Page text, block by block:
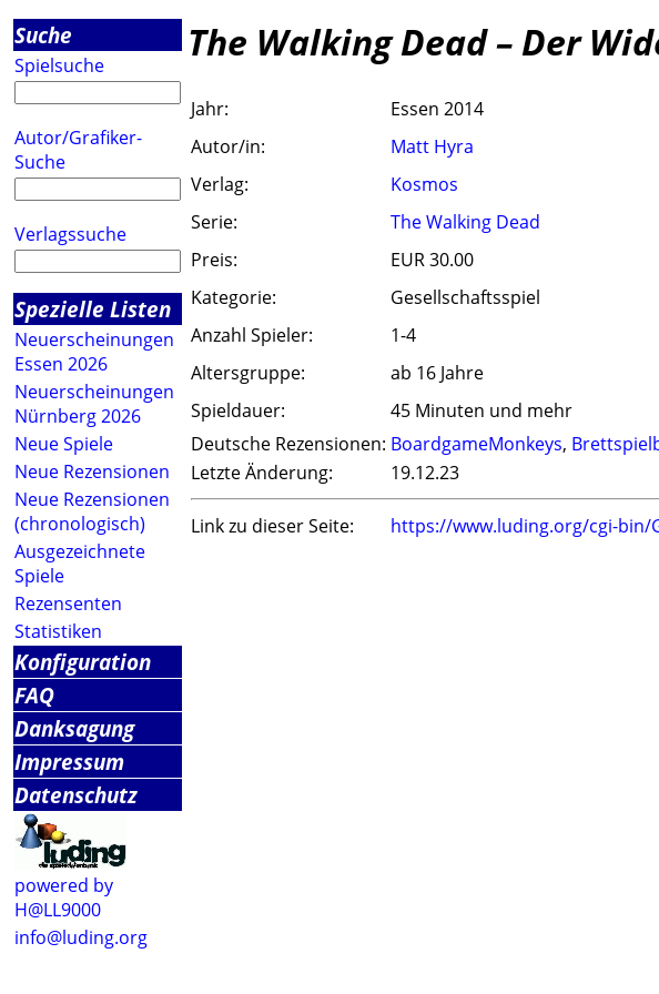
Suche
Spielsuche
Autor/Grafiker-
Suche
Verlagssuche
Spezielle Listen
Neuerscheinungen
Essen 2026
Neuerscheinungen
Nürnberg 2026
Neue Spiele
Neue Rezensionen
Neue Rezensionen
(chronologisch)
Ausgezeichnete
Spiele
Rezensenten
Statistiken
Konfiguration
FAQ
Danksagung
Impressum
Datenschutz
powered by
H@LL9000
info@luding.org
The Walking Dead – Der
Jahr:
Essen 2014
Autor/in:
Matt Hyra
Verlag:
Kosmos
Serie:
The Walking Dead
Preis:
EUR 30.00
Kategorie:
Gesellschaftsspiel
Anzahl Spieler:
1-4
Altersgruppe:
ab 16 Jahre
Spieldauer:
45 Minuten und mehr
Deutsche Rezensionen: BoardgameMonkeys,
Letzte Änderung:
19.12.23
Link zu dieser Seite: https://www.luding.org/cgi-bin/